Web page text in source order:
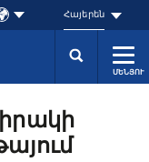
Հայերեն
ՄԵՆՅՈՒ